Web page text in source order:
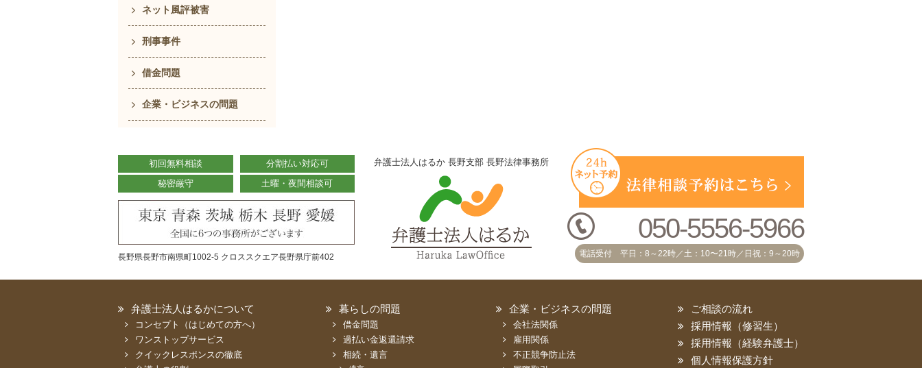
ネット風評被害
刑事事件
借金問題
企業・ビジネスの問題
初回無料相談
分割払い対応可
秘密厳守
土曜・夜間相談可
長野県長野市南県町1002-5 クロススクエア長野県庁前402
弁護士法人はるか 長野支部 長野法律事務所
050-5556-5966
電話受付 平日：8～22時／土：10〜21時／日祝：9～20時
弁護士法人はるかについて
コンセプト（はじめての方へ）
ワンストップサービス
クイックレスポンスの徹底
暮らしの問題
借金問題
過払い金返還請求
相続・遺言
企業・ビジネスの問題
会社法関係
雇用関係
不正競争防止法
ご相談の流れ
採用情報（修習生）
採用情報（経験弁護士）
個人情報保護方針